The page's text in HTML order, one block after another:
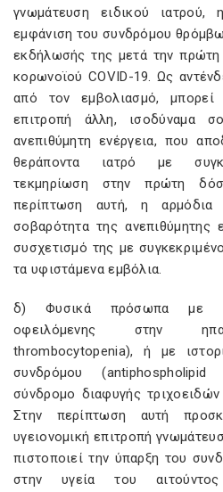
γνωμάτευση ειδικού ιατρού,
εμφάνιση του συνδρόμου
εκδήλωσής της μετά την
κορωνοϊού COVID-19. Ως
από τον εμβολιασμό,
επιτροπή άλλη, ισοδύναμα
ανεπιθύμητη ενέργεια, που
θεράποντα ιατρό με
τεκμηρίωση στην πρώτη
περίπτωση αυτή, η αρμόδια
σοβαρότητα της ανεπιθύμητης
συσχετισμό της με
τα υφιστάμενα εμβόλια.
δ) Φυσικά πρόσωπα με
οφειλόμενης στην
thrombocytopenia), ή με
συνδρόμου
σύνδρομο διαφυγής
Στην περίπτωση αυτή
υγειονομική επιτροπή
πιστοποιεί την ύπαρξη του
στην υγεία του